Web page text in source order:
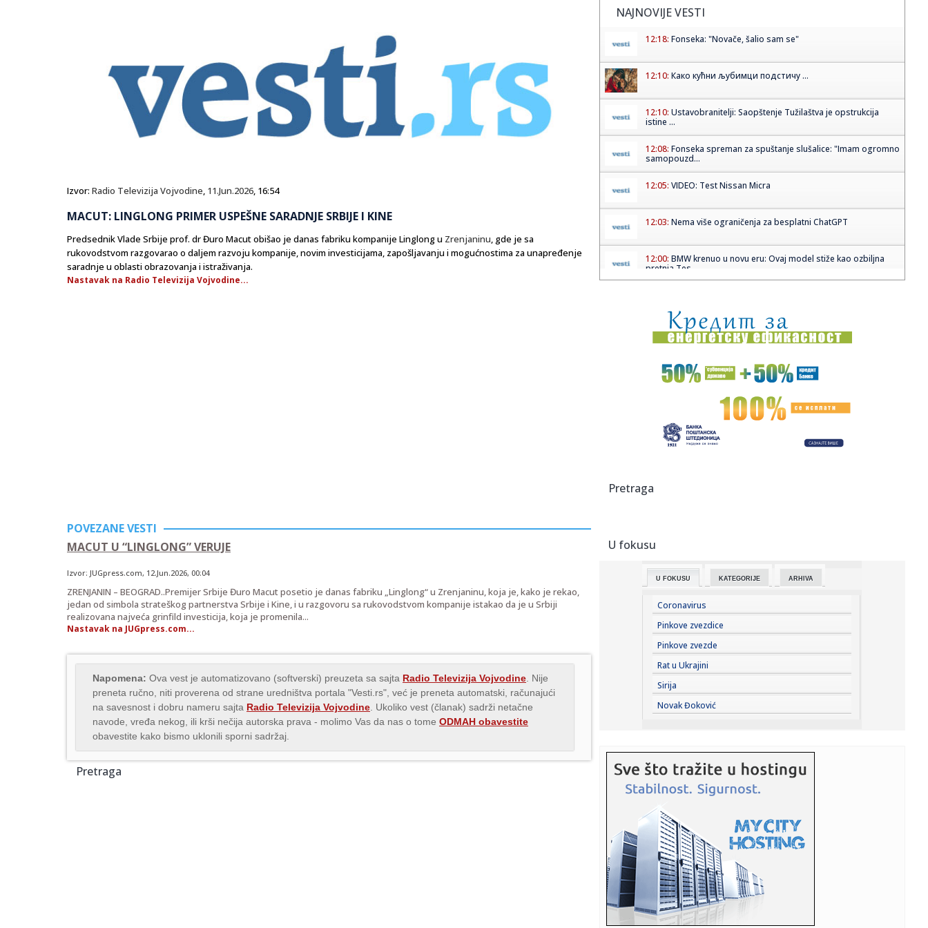
Izvor: Radio Televizija Vojvodine, 11.Jun.2026, 16:54
MACUT: LINGLONG PRIMER USPEŠNE SARADNJE SRBIJE I KINE
Predsednik Vlade Srbije prof. dr Đuro Macut obišao je danas fabriku kompanije Linglong u Zrenjaninu, gde je sa
rukovodstvom razgovarao o daljem razvoju kompanije, novim investicijama, zapošljavanju i mogućnostima za unapređenje
saradnje u oblasti obrazovanja i istraživanja.
Nastavak na Radio Televizija Vojvodine...
POVEZANE VESTI
MACUT U “LINGLONG” VERUJE
Izvor: JUGpress.com, 12.Jun.2026, 00:04
ZRENJANIN – BEOGRAD..Premijer Srbije Đuro Macut posetio je danas fabriku „Linglong“ u Zrenjaninu, koja je, kako je rekao,
jedan od simbola strateškog partnerstva Srbije i Kine, i u razgovoru sa rukovodstvom kompanije istakao da je u Srbiji
realizovana najveća grinfild investicija, koja je promenila...
Nastavak na JUGpress.com...
Napomena: Ova vest je automatizovano (softverski) preuzeta sa sajta Radio Televizija Vojvodine . Nije
preneta ručno, niti proverena od strane uredništva portala "Vesti.rs", već je preneta automatski, računajući
na savesnost i dobru nameru sajta Radio Televizija Vojvodine . Ukoliko vest (članak) sadrži netačne
navode, vređa nekog, ili krši nečija autorska prava - molimo Vas da nas o tome ODMAH obavestite
obavestite kako bismo uklonili sporni sadržaj.
Pretraga
NAJNOVIJE VESTI
12:18: Fonseka: "Novače, šalio sam se"
12:10: Како кућни љубимци подстичу ...
12:10: Ustavobranitelji: Saopštenje Tužilaštva je opstrukcija
istine ...
12:08: Fonseka spreman za spuštanje slušalice: "Imam ogromno
samopouzd...
12:05: VIDEO: Test Nissan Micra
12:03: Nema više ograničenja za besplatni ChatGPT
12:00: BMW krenuo u novu eru: Ovaj model stiže kao ozbiljna
pretnja Tes...
11:56:Oglasio se MUP: Građanima Srbije upućen apel
11:55:ZVEZDA OTVARA VRATA ZA ODLAZAK: Moskovska
Lokomotiva želi vezist...
Ajkule okružile Gastoza i Anđelu: Rijaliti par objavio slike
11:50:Predsjednik Ukrajine u posjeti Beogradu
dozvolj...
11:44:
11:38:
Hrvatska na udaru novog toplotnog talasa: Crveno
11:36:EXPO karavan sutra stiže u Kragujevac
11:33:Zagrađanin: Glavni odbor SPS jednoglasno podržao
Dačića o sam...
11:32:Novi napad blokadera: Čanak izneo sramne uvrede
upućene SPC i p...
11:31: Denver kao da radi protiv Jokića: Nikola ostao bez velike
podr...
11:31:
NBA košarka...
11:30:Jovana brutalno pecnula Dragana nakon veridbe:
"Poklanjam mu titu...
11:28:U požaru u Gornjem Milanovcu izgorela kompletna kuća
šestočla...
11:26:Novak Đoković otvorio dušu: "Taj poraz me uništio"
Pretraga
U fokusu
U FOKUSU KATEGORIJE ARHIVA
Coronavirus
Pinkove zvezdice
Pinkove zvezde
Rat u Ukrajini
Sirija
Novak Đoković